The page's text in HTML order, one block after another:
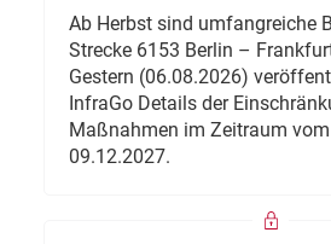
Ab Herbst sind umfangreiche
Strecke 6153 Berlin –
Gestern (06.08.2026)
InfraGo Details der
Maßnahmen im Zeitraum
09.12.2027.